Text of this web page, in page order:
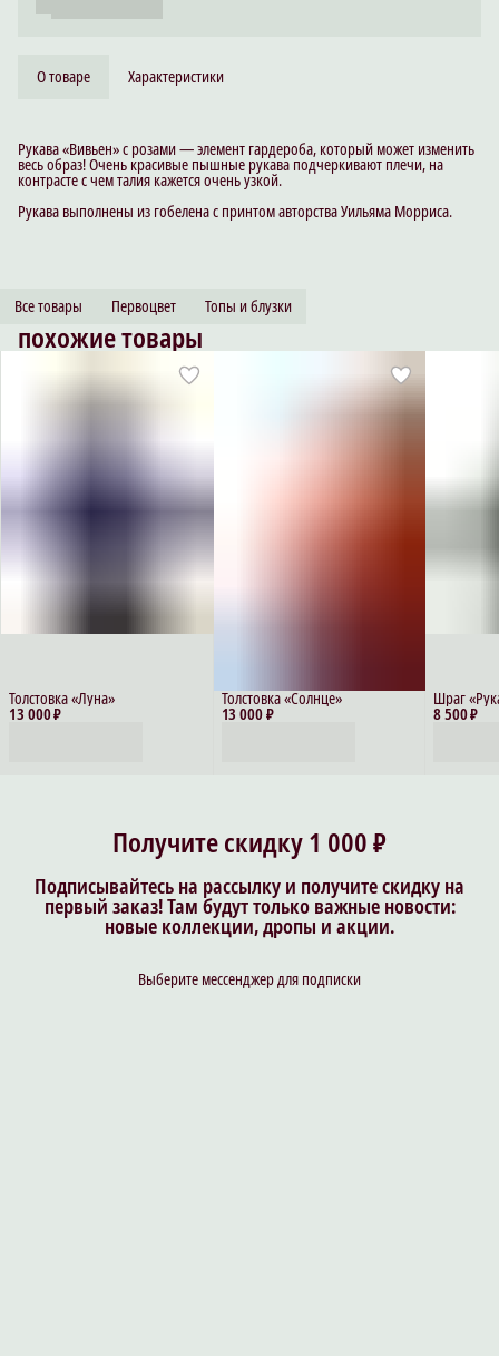
О товаре Характеристики
Рукава «Вивьен» с розами — элемент гардероба, который может изменить
весь образ! Очень красивые пышные рукава подчеркивают плечи, на
контрасте с чем талия кажется очень узкой.
Рукава выполнены из гобелена с принтом авторства Уильяма Морриса.
Все товары Первоцвет Топы и блузки
похожие товары
13 000 ₽
Толстовка «Луна»
13 000 ₽
Толстовка «Солнце»
8 500 ₽
Шраг
Получите скидку 1 000 ₽
Подписывайтесь на рассылку и получите скидку на
первый заказ! Там будут только важные новости:
новые коллекции, дропы и акции.
Выберите мессенджер для подписки